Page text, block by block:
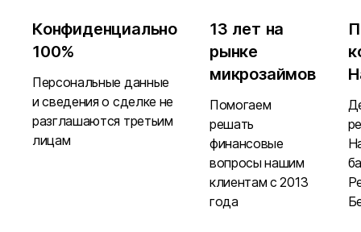
Конфиденциально
100%
Персональные данные
и сведения о сделке не
разглашаются третьим
лицам
13 лет на
рынке
микрозаймов
Помогаем
решать
финансовые
вопросы нашим
клиентам с 2013
года